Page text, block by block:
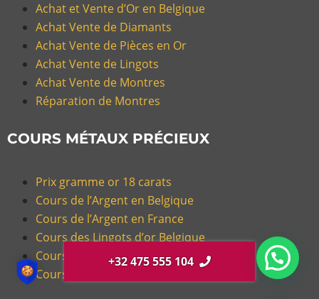
+32 475 555 104
Achat et Vente d’Or en Belgique
Achat Vente de Diamants
Achat Vente de Pièces en Or
Achat Vente de Lingots
Achat Vente de Montres
Réparation de Montres
COURS MÉTAUX PRÉCIEUX
Prix gramme or 18 carats
Cours de l’Argent en Belgique
Cours de l’Argent en France
Cours des Lingots d’or Belgique
Cours du Diamant en Belgique
Cours du Krugerrand en Belgique